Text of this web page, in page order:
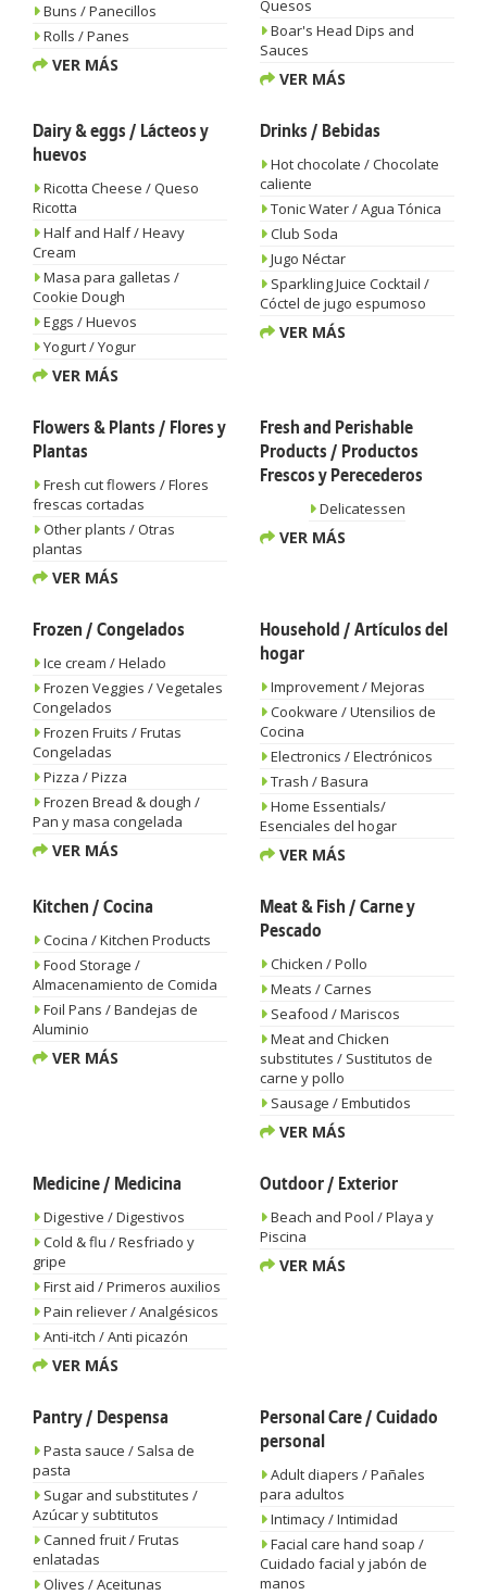
Buns / Panecillos
Rolls / Panes
VER MÁS
Quesos
Boar's Head Dips and
Sauces
VER MÁS
Dairy & eggs / Lácteos y
huevos
Ricotta Cheese / Queso
Ricotta
Half and Half / Heavy
Cream
Masa para galletas /
Cookie Dough
Eggs / Huevos
Yogurt / Yogur
VER MÁS
Drinks / Bebidas
Hot chocolate / Chocolate
caliente
Tonic Water / Agua Tónica
Club Soda
Jugo Néctar
Sparkling Juice Cocktail /
Cóctel de jugo espumoso
VER MÁS
Flowers & Plants / Flores y
Plantas
Fresh cut flowers / Flores
frescas cortadas
Other plants / Otras
plantas
VER MÁS
Fresh and Perishable
Products / Productos
Frescos y Perecederos
Delicatessen
VER MÁS
Frozen / Congelados
Ice cream / Helado
Frozen Veggies / Vegetales
Congelados
Frozen Fruits / Frutas
Congeladas
Pizza / Pizza
Frozen Bread & dough /
Pan y masa congelada
VER MÁS
Household / Artículos del
hogar
Improvement / Mejoras
Cookware / Utensilios de
Cocina
Electronics / Electrónicos
Trash / Basura
Home Essentials/
Esenciales del hogar
VER MÁS
Kitchen / Cocina
Cocina / Kitchen Products
Food Storage /
Almacenamiento de Comida
Foil Pans / Bandejas de
Aluminio
VER MÁS
Meat & Fish / Carne y
Pescado
Chicken / Pollo
Meats / Carnes
Seafood / Mariscos
Meat and Chicken
substitutes / Sustitutos de
carne y pollo
Sausage / Embutidos
VER MÁS
Medicine / Medicina
Digestive / Digestivos
Cold & flu / Resfriado y
gripe
First aid / Primeros auxilios
Pain reliever / Analgésicos
Anti-itch / Anti picazón
VER MÁS
Outdoor / Exterior
Beach and Pool / Playa y
Piscina
VER MÁS
Pantry / Despensa
Pasta sauce / Salsa de
pasta
Sugar and substitutes /
Azúcar y subtitutos
Canned fruit / Frutas
enlatadas
Olives / Aceitunas
Personal Care / Cuidado
personal
Adult diapers / Pañales
para adultos
Intimacy / Intimidad
Facial care hand soap /
Cuidado facial y jabón de
manos